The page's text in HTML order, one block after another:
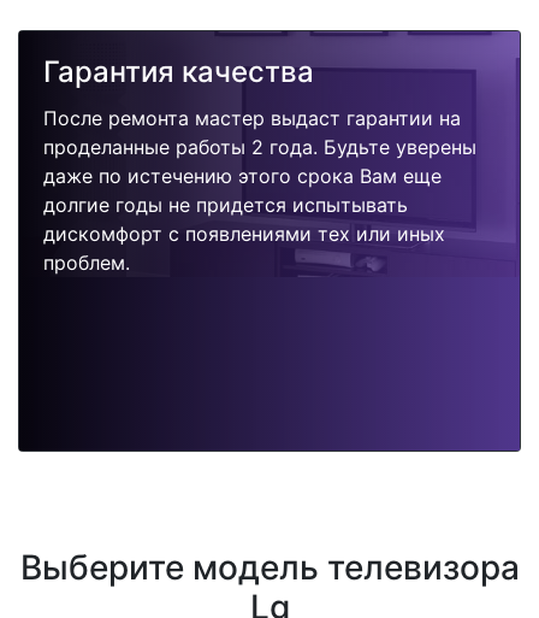
Гарантия качества
После ремонта мастер выдаст гарантии на
проделанные работы 2 года. Будьте уверены
даже по истечению этого срока Вам еще
долгие годы не придется испытывать
дискомфорт с появлениями тех или иных
проблем.
Выберите модель телевизора
Lg